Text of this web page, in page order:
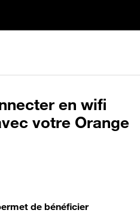
en wifi
votre Orange
de bénéficier